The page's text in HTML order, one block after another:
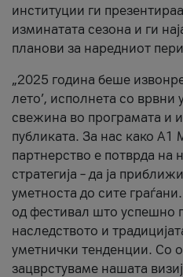
институции ги
изминатата сезона и ги
планови за наредниот
„2025 година беше
лето’, исполнета со врвни
свежина во програмата и
публиката. За нас како A1
партнерство е потврда на
стратегија – да ја
уметноста до сите
од фестивал што успешно
наследството и
уметнички тенденции. Со
зацврстуваме нашата